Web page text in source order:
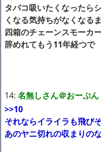
タバコ吸いたくなったら
くなる気持ちがなくなる
四箱のチェーンスモーカ
辞めれてもう11年経つで
14: 名無しさん＠おーぷん
>>10
それならイライラも飛び
あのヤニ切れの収まりの